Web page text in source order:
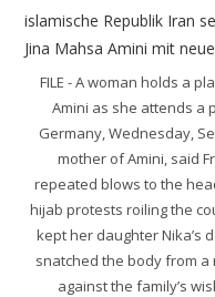
FILE - A woman holds a
Amini as she attends a
Germany, Wednesday,
mother of Amini, said
repeated blows to the
hijab protests roiling the
kept her daughter Nika’s
snatched the body from
against the family’s